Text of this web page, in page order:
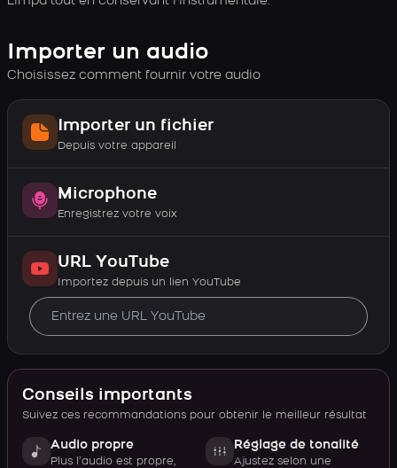
Importer un audio
Choisissez comment fournir votre audio
Importer un fichier
Depuis votre appareil
Microphone
Enregistrez votre voix
URL YouTube
Importez depuis un lien YouTube
Conseils importants
Suivez ces recommandations pour obtenir le meilleur résultat
Audio propre
Plus l’audio est propre,
Réglage de tonalité
Ajustez selon une